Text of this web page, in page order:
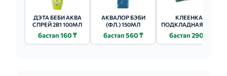
ДЭТА БЕБИ АКВА
СПРЕЙ 2В1 100МЛ
бастап 160 ₸
АКВАЛОР БЭБИ
(ФЛ.) 150МЛ
бастап 560 ₸
КЛЕЕНКА
ПОДКЛАДНАЯ 1.4М
бастап 290 ₸